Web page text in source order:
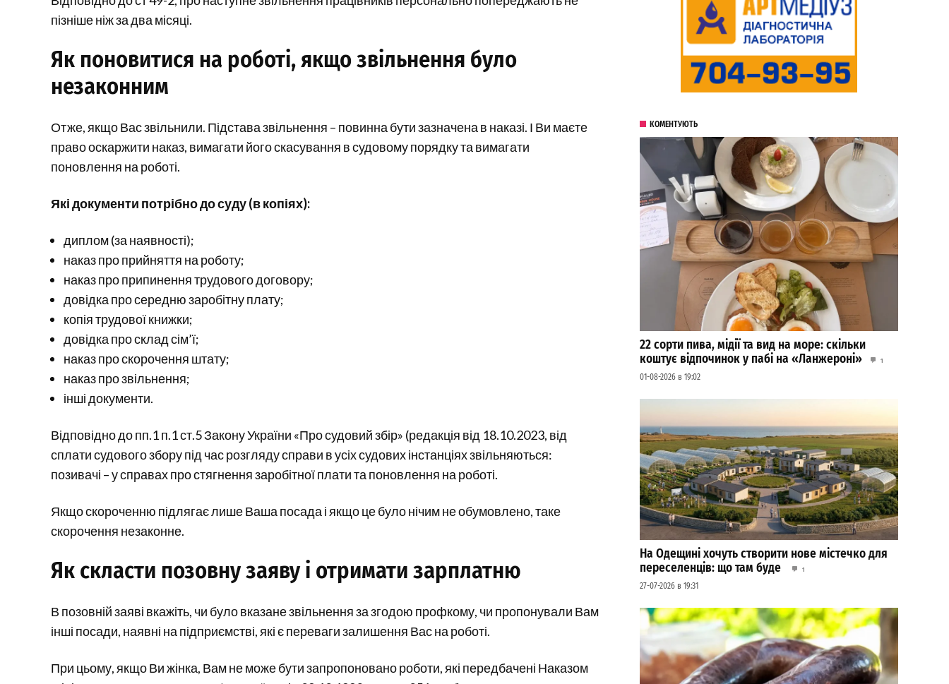
пізніше ніж за два місяці.
Як поновитися на роботі, якщо звільнення було
незаконним
Отже, якщо Вас звільнили. Підстава звільнення – повинна бути зазначена в наказі. І Ви маєте
право оскаржити наказ, вимагати його скасування в судовому порядку та вимагати
поновлення на роботі.
Які документи потрібно до суду (в копіях):
диплом (за наявності);
наказ про прийняття на роботу;
наказ про припинення трудового договору;
довідка про середню заробітну плату;
копія трудової книжки;
довідка про склад сім’ї;
наказ про скорочення штату;
наказ про звільнення;
інші документи.
Відповідно до пп.1 п.1 ст.5 Закону України «Про судовий збір» (редакція від 18.10.2023, від
сплати судового збору під час розгляду справи в усіх судових інстанціях звільняються:
позивачі – у справах про стягнення заробітної плати та поновлення на роботі.
Якщо скороченню підлягає лише Ваша посада і якщо це було нічим не обумовлено, таке
скорочення незаконне.
Як скласти позовну заяву і отримати зарплатню
В позовній заяві вкажіть, чи було вказане звільнення за згодою профкому, чи пропонували Вам
інші посади, наявні на підприємстві, які є переваги залишення Вас на роботі.
При цьому, якщо Ви жінка, Вам не може бути запропоновано роботи, які передбачені Наказом
КОМЕНТУЮТЬ
22 сорти пива, мідії та вид на море: скільки
коштує відпочинок у пабі на «Ланжероні»
1
01-08-2026 в 19:02
На Одещині хочуть створити нове містечко для
переселенців: що там буде
1
27-07-2026 в 19:31